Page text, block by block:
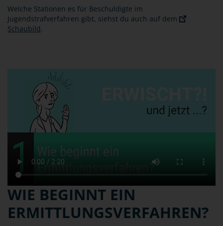
Welche Stationen es für Beschuldigte im
Jugendstrafverfahren gibt, siehst du auch auf dem
Schaubild.
WIE BEGINNT EIN
ERMITTLUNGSVERFAHREN?